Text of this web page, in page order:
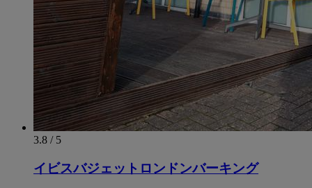
3.8 / 5
イビスバジェットロンドンバーキング